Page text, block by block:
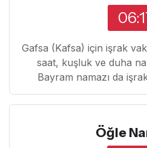
Gafsa (Kafsa) için işrak
saat, kuşluk ve duha
Bayram namazı da
Öğle